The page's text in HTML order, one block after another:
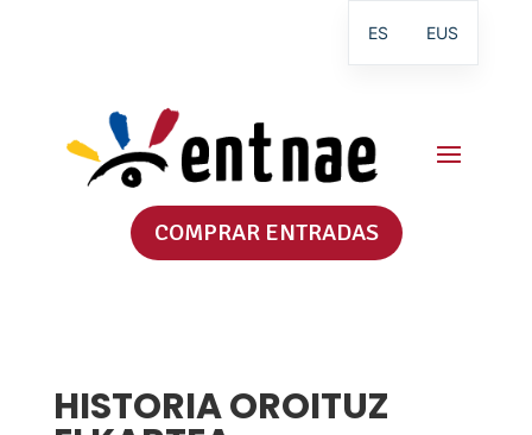
COMPRAR ENTRADAS
HISTORIA OROITUZ
ES EUS